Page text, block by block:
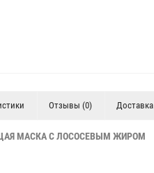
Отзывы (0) Доставка
МАСКА С ЛОСОСЕВЫМ ЖИРОМ